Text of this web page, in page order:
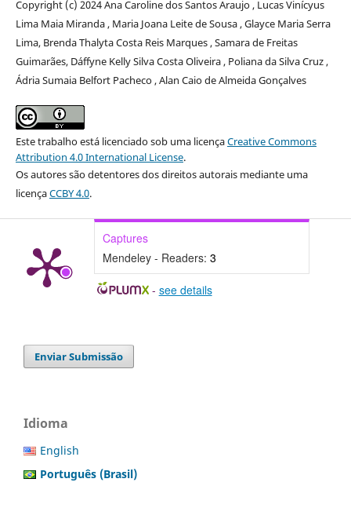
Copyright (c) 2024 Ana Caroline dos Santos Araujo , Lucas Vinícyus
Lima Maia Miranda , Maria Joana Leite de Sousa , Glayce Maria Serra
Lima, Brenda Thalyta Costa Reis Marques , Samara de Freitas
Guimarães, Dáffyne Kelly Silva Costa Oliveira , Poliana da Silva Cruz ,
Ádria Sumaia Belfort Pacheco , Alan Caio de Almeida Gonçalves
Este trabalho está licenciado sob uma licençaCreative Commons
Attribution 4.0 International License.
Os autores são detentores dos direitos autorais mediante uma
licençaCCBY 4.0.
Captures
Mendeley - Readers: 3
- see details
Enviar Submissão
Idioma
English
Português (Brasil)